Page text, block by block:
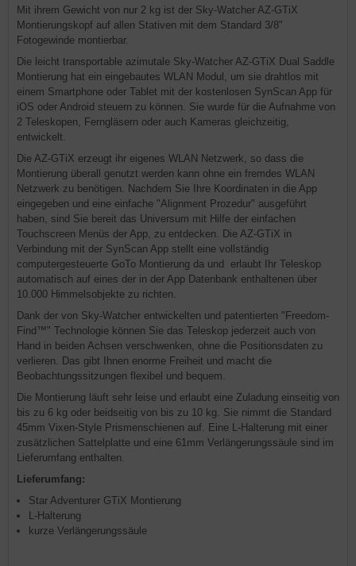
Mit ihrem Gewicht von nur 2 kg ist der Sky-Watcher AZ-GTiX
Montierungskopf auf allen Stativen mit dem Standard 3/8"
Fotogewinde montierbar.
Die leicht transportable azimutale Sky-Watcher AZ-GTiX Dual Saddle
Montierung hat ein eingebautes WLAN Modul, um sie drahtlos mit
einem Smartphone oder Tablet mit der kostenlosen SynScan App für
iOS oder Android steuern zu können. Sie wurde für die Aufnahme von
2 Teleskopen, Ferngläsern oder auch Kameras gleichzeitig,
entwickelt.
Die AZ-GTiX erzeugt ihr eigenes WLAN Netzwerk, so dass die
Montierung überall genutzt werden kann ohne ein fremdes WLAN
Netzwerk zu benötigen. Nachdem Sie Ihre Koordinaten in die App
eingegeben und eine einfache "Alignment Prozedur" ausgeführt
haben, sind Sie bereit das Universum mit Hilfe der einfachen
Touchscreen Menüs der App, zu entdecken. Die AZ-GTiX in
Verbindung mit der SynScan App stellt eine vollständig
computergesteuerte GoTo Montierung da und erlaubt Ihr Teleskop
automatisch auf eines der in der App Datenbank enthaltenen über
10.000 Himmelsobjekte zu richten.
Dank der von Sky-Watcher entwickelten und patentierten "Freedom-
Find™" Technologie können Sie das Teleskop jederzeit auch von
Hand in beiden Achsen verschwenken, ohne die Positionsdaten zu
verlieren. Das gibt Ihnen enorme Freiheit und macht die
Beobachtungssitzungen flexibel und bequem.
Die Montierung läuft sehr leise und erlaubt eine Zuladung einseitig von
bis zu 6 kg oder beidseitig von bis zu 10 kg. Sie nimmt die Standard
45mm Vixen-Style Prismenschienen auf. Eine L-Halterung mit einer
zusätzlichen Sattelplatte und eine 61mm Verlängerungssäule sind im
Lieferumfang enthalten.
Lieferumfang:
Star Adventurer GTiX Montierung
L-Halterung
kurze Verlängerungssäule